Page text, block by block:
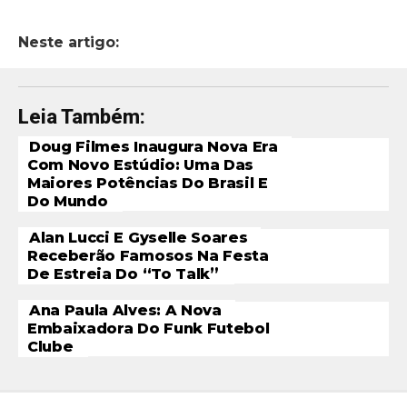
Neste artigo:
Leia Também:
Doug Filmes Inaugura Nova Era
Com Novo Estúdio: Uma Das
Maiores Potências Do Brasil E
Do Mundo
Alan Lucci E Gyselle Soares
Receberão Famosos Na Festa
De Estreia Do “To Talk”
Ana Paula Alves: A Nova
Embaixadora Do Funk Futebol
Clube